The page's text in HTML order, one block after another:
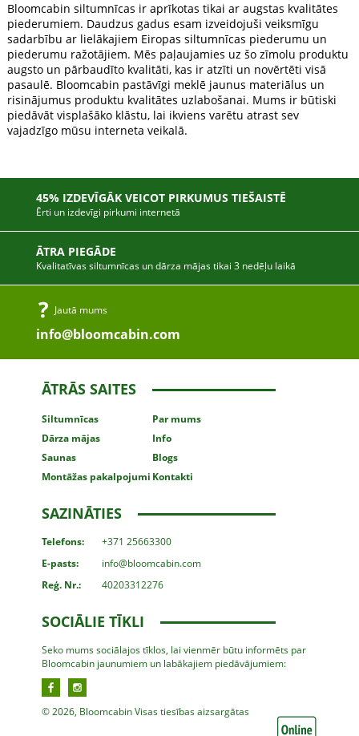
Bloomcabin siltumnīcas ir aprīkotas tikai ar augstas kvalitātes
piederumiem. Daudzus gadus esam izveidojuši veiksmīgu
sadarbību ar lielākajiem Eiropas siltumnīcas piederumu un
piederumu ražotājiem. Mēs paļaujamies uz šo zīmolu produktu
augsto un pārbaudīto kvalitāti, kas ir atzīti un novērtēti visā
pasaulē. Bloomcabin pastāvīgi meklē jaunus materiālus un
risinājumus produktu kvalitātes uzlabošanai. Mums ir būtiski
piedāvāt visplašāko klāstu, lai ikviens varētu atrast sev
vajadzīgo mūsu interneta veikalā.
45% IZDEVĪGĀK VEICOT PIRKUMUS TIEŠAISTĒ
Ērti un izdevīgi pirkumi internetā
ĀTRA PIEGĀDE
Kvalitatīvas siltumnīcas un dārza mājas tikai 3 nedēļu laikā
Jautā mums
info@bloomcabin.com
ĀTRĀS SAITES
Siltumnīcas
Dārza mājas
Saunas
Montāžas pakalpojumi
Par mums
Info
Blogs
Kontakti
SAZINĀTIES
Telefons:
+371 25663300
E-pasts:
info@bloomcabin.com
Reģ. Nr.:
40203312276
SOCIĀLIE TĪKLI
Seko mums sociālajos tīklos, lai vienmēr būtu informēts par
Bloomcabin jaunumiem un labākajiem piedāvājumiem:
© 2026, Bloomcabin Visas tiesības aizsargātas